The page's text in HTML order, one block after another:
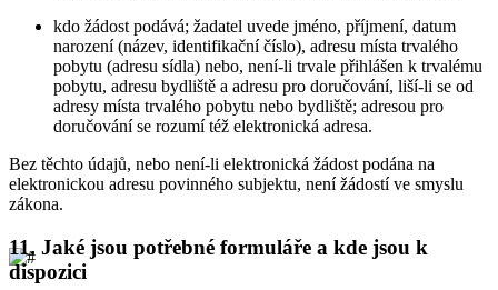
kdo žádost podává; žadatel uvede jméno, příjmení, datum
narození (název, identifikační číslo), adresu místa trvalého
pobytu (adresu sídla) nebo, není-li trvale přihlášen k trvalému
pobytu, adresu bydliště a adresu pro doručování, liší-li se od
adresy místa trvalého pobytu nebo bydliště; adresou pro
doručování se rozumí též elektronická adresa.
Bez těchto údajů, nebo není-li elektronická žádost podána na
elektronickou adresu povinného subjektu, není žádostí ve smyslu
zákona.
11. Jaké jsou potřebné formuláře a kde jsou k
dispozici